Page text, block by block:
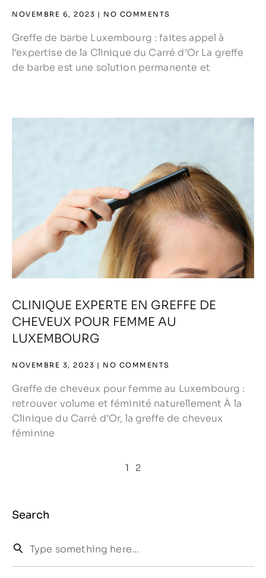
NOVEMBRE 6, 2023 NO COMMENTS
Greffe de barbe Luxembourg : faites appel à
l’expertise de la Clinique du Carré d’Or La greffe
de barbe est une solution permanente et
CLINIQUE EXPERTE EN GREFFE DE
CHEVEUX POUR FEMME AU
LUXEMBOURG
NOVEMBRE 3, 2023 NO COMMENTS
Greffe de cheveux pour femme au Luxembourg :
retrouver volume et féminité naturellement À la
Clinique du Carré d’Or, la greffe de cheveux
féminine
1 2
Search